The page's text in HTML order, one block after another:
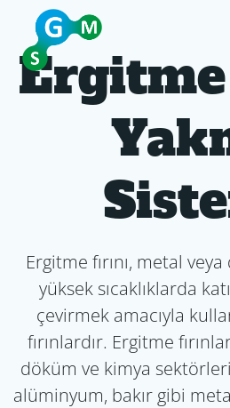
Ergitme
Ergitme fırını, metal
yüksek sıcaklıklarda
çevirmek amacıyla
fırınlardır. Ergitme
döküm ve kimya
alüminyum, bakır gibi